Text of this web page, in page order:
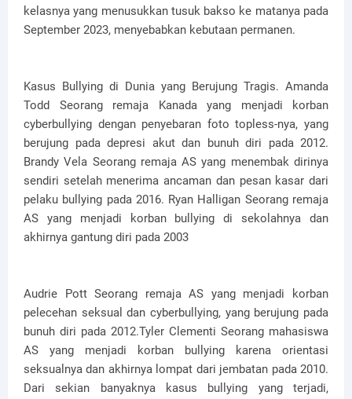
kelasnya yang menusukkan tusuk bakso ke matanya pada
September 2023, menyebabkan kebutaan permanen.
Kasus Bullying di Dunia yang Berujung Tragis. Amanda
Todd Seorang remaja Kanada yang menjadi korban
cyberbullying dengan penyebaran foto topless-nya, yang
berujung pada depresi akut dan bunuh diri pada 2012.
Brandy Vela Seorang remaja AS yang menembak dirinya
sendiri setelah menerima ancaman dan pesan kasar dari
pelaku bullying pada 2016. Ryan Halligan Seorang remaja
AS yang menjadi korban bullying di sekolahnya dan
akhirnya gantung diri pada 2003
Audrie Pott Seorang remaja AS yang menjadi korban
pelecehan seksual dan cyberbullying, yang berujung pada
bunuh diri pada 2012.Tyler Clementi Seorang mahasiswa
AS yang menjadi korban bullying karena orientasi
seksualnya dan akhirnya lompat dari jembatan pada 2010.
Dari sekian banyaknya kasus bullying yang terjadi,